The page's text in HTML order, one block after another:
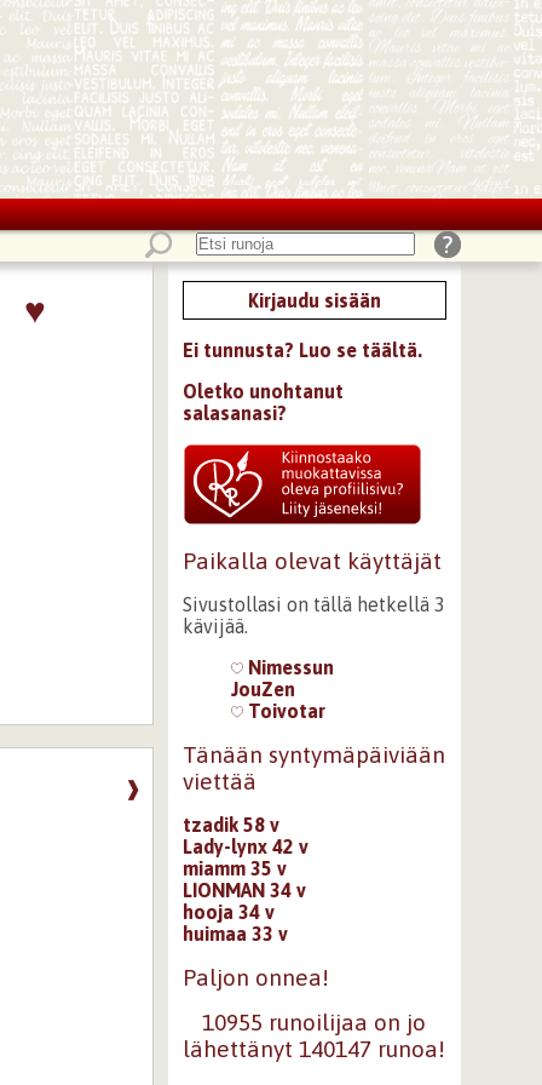
♥
❱
Kirjaudu sisään
Ei tunnusta? Luo se täältä.
Oletko unohtanut
salasanasi?
Paikalla olevat käyttäjät
Sivustollasi on tällä hetkellä 3
kävijää.
Nimessun
JouZen
Toivotar
Tänään syntymäpäiviään
viettää
tzadik 58 v
Lady-lynx 42 v
miamm 35 v
LIONMAN 34 v
hooja 34 v
huimaa 33 v
Paljon onnea!
10955 runoilijaa on jo
lähettänyt 140147 runoa!